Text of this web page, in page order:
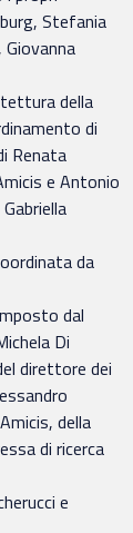
Stefania
Giovanna
della
di
Renata
e Antonio
da
dal
Di
direttore dei
della
di ricerca
e